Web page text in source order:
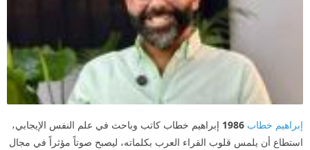
إبراهيم خطاب 1986 إبراهيم خطاب كاتب وباحث في علم النفس الإيجابي،
استطاع أن يلمس قلوب القراء العرب بكلماته، ليصبح صوتاً مؤثراً في مجال